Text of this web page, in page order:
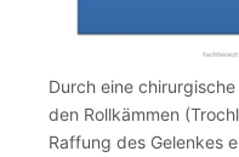
Durch eine
den Rollkämmen
Raffung des Gelenkes